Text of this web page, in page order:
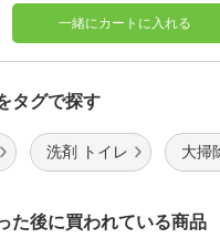
一緒にカートに入れる
タグで探す
洗剤 トイレ 大掃
た後に買われている商品